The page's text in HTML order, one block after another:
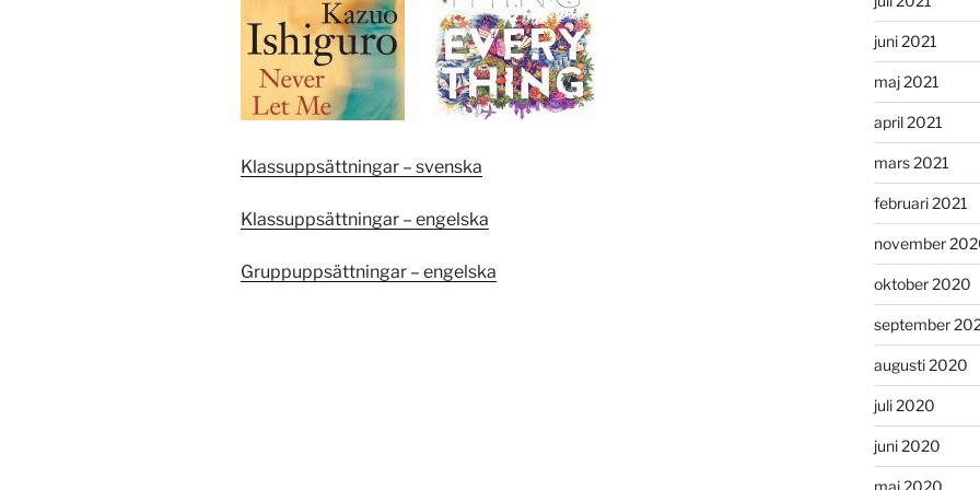
Klassuppsättningar – svenska
Klassuppsättningar – engelska
Gruppuppsättningar – engelska
juni 2021
maj 2021
april 2021
mars 2021
februari 2021
november
oktober 2020
september
augusti 2020
juli 2020
juni 2020
maj 2020